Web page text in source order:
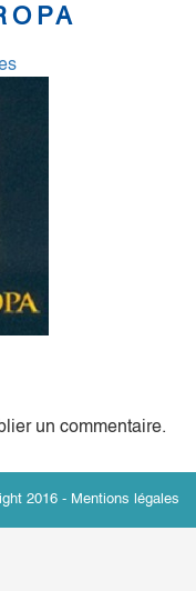
un commentaire.
2016 - Mentions légales